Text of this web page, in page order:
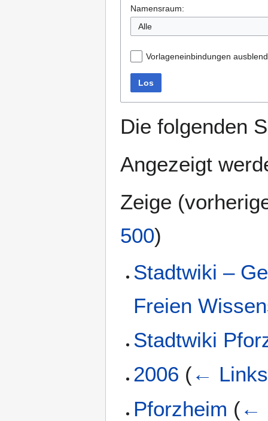
Namensraum:
Alle
Vorlageneinbindungen
Los
Die folgenden
Angezeigt
Zeige (
500)
Stadtwiki –
Freien
Stadtwiki
2006 (← Links
Pforzheim (←